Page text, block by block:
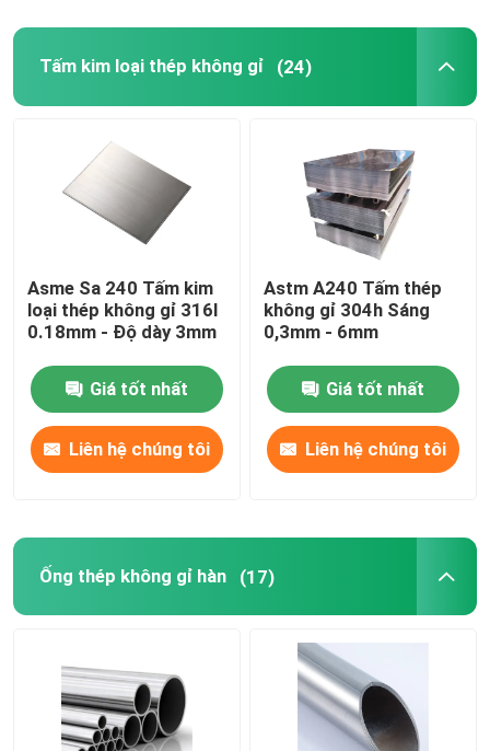
Tấm kim loại thép không gỉ (24)
Asme Sa 240 Tấm kim
loại thép không gỉ 316l
0.18mm - Độ dày 3mm
Giá tốt nhất
Liên hệ chúng tôi
Astm A240 Tấm thép
không gỉ 304h Sáng
0,3mm - 6mm
Giá tốt nhất
Liên hệ chúng tôi
Ống thép không gỉ hàn (17)